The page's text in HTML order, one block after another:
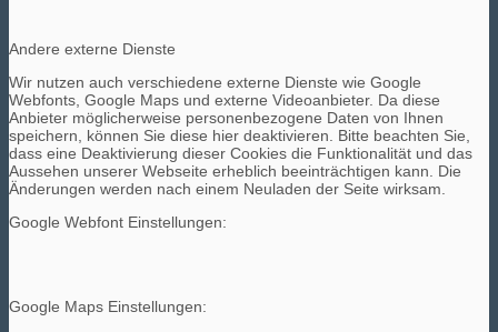
Andere externe Dienste
Wir nutzen auch verschiedene externe Dienste wie Google
Webfonts, Google Maps und externe Videoanbieter. Da diese
Anbieter möglicherweise personenbezogene Daten von Ihnen
speichern, können Sie diese hier deaktivieren. Bitte beachten Sie,
dass eine Deaktivierung dieser Cookies die Funktionalität und das
Aussehen unserer Webseite erheblich beeinträchtigen kann. Die
Änderungen werden nach einem Neuladen der Seite wirksam.
Google Webfont Einstellungen:
Google Maps Einstellungen: